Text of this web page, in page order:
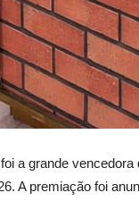
a grande
A premiação foi